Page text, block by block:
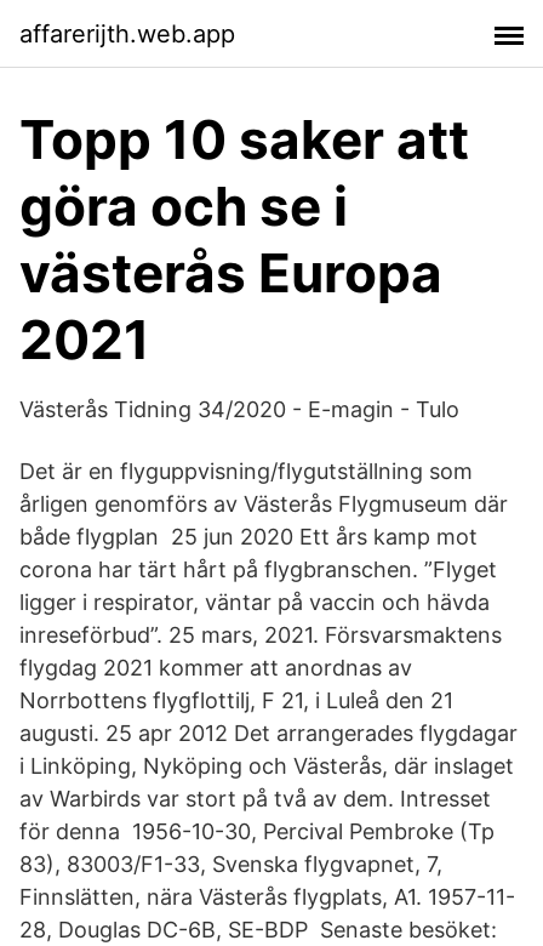
affarerijth.web.app
Topp 10 saker att
göra och se i
västerås Europa
2021
Västerås Tidning 34/2020 - E-magin - Tulo
Det är en flyguppvisning/flygutställning som
årligen genomförs av Västerås Flygmuseum där
både flygplan 25 jun 2020 Ett års kamp mot
corona har tärt hårt på flygbranschen. ”Flyget
ligger i respirator, väntar på vaccin och hävda
inreseförbud”. 25 mars, 2021. Försvarsmaktens
flygdag 2021 kommer att anordnas av
Norrbottens flygflottilj, F 21, i Luleå den 21
augusti. 25 apr 2012 Det arrangerades flygdagar
i Linköping, Nyköping och Västerås, där inslaget
av Warbirds var stort på två av dem. Intresset
för denna 1956-10-30, Percival Pembroke (Tp
83), 83003/F1-33, Svenska flygvapnet, 7,
Finnslätten, nära Västerås flygplats, A1. 1957-11-
28, Douglas DC-6B, SE-BDP Senaste besöket: